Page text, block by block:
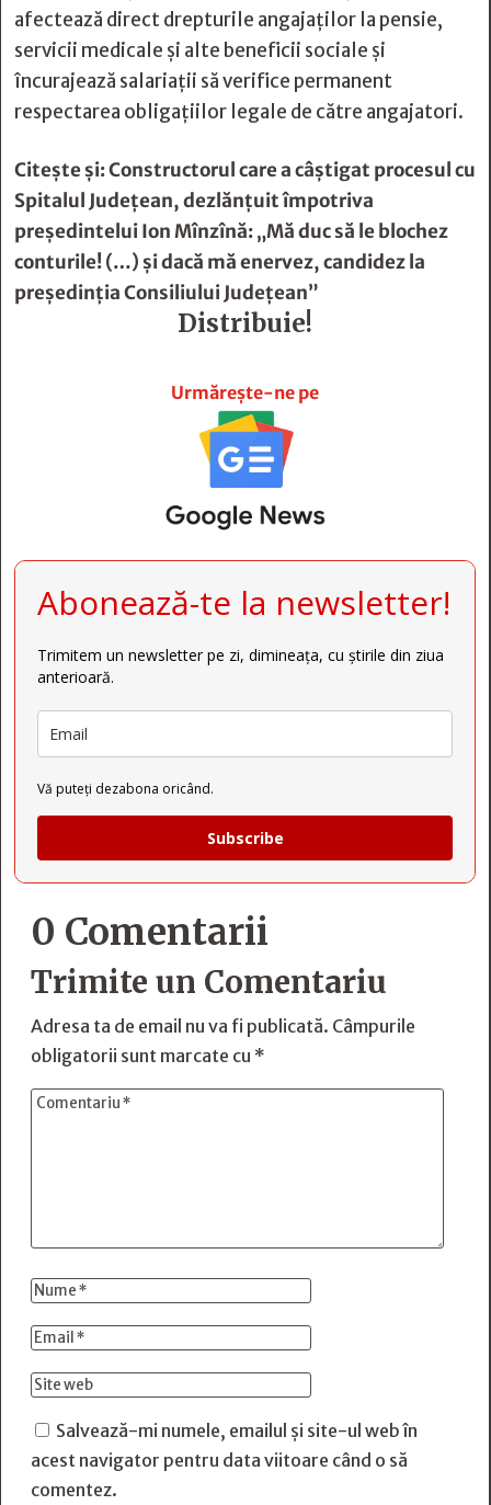
afectează direct drepturile angajaților la pensie,
servicii medicale și alte beneficii sociale și
încurajează salariații să verifice permanent
respectarea obligațiilor legale de către angajatori.
Citește și:Constructorul care a câştigat procesul cu
Spitalul Judeţean, dezlănţuit împotriva
preşedintelui Ion Mînzînă: „Mă duc să le blochez
conturile! (…) şi dacă mă enervez, candidez la
preşedinţia Consiliului Judeţean”
Distribuie!
Urmărește-ne pe
Abonează-te la newsletter!
Trimitem un newsletter pe zi, dimineața, cu știrile din ziua
anterioară.
Vă puteți dezabona oricând.
Subscribe
0 Comentarii
Trimite un Comentariu
Adresa ta de email nu va fi publicată. Câmpurile
obligatorii sunt marcate cu *
Salvează-mi numele, emailul și site-ul web în
acest navigator pentru data viitoare când o să
comentez.